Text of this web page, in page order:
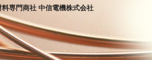
専門商社 中信電機株式会社